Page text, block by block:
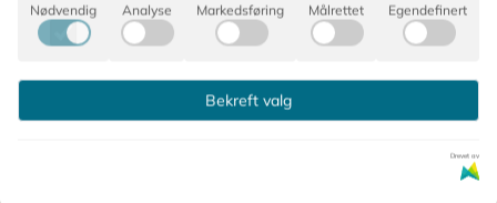
Nødvendig Analyse Markedsføring Målrettet Egendefinert
Bekreft valg
Drevet av